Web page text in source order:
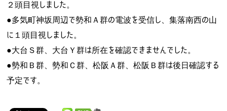
２頭目視しました。
●多気町神坂周辺で勢和Ａ群の電波を受信し、集落南西の山
に１頭目視しました。
●大台Ｓ群、大台Ｙ群は所在を確認できませんでした。
●勢和Ｂ群、勢和Ｃ群、松阪Ａ群、松阪Ｂ群は後日確認する
予定です。